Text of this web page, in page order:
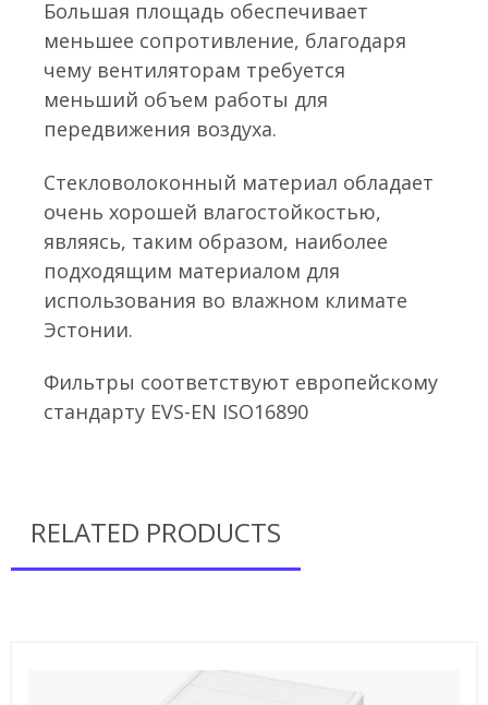
Большая площадь обеспечивает
меньшее сопротивление, благодаря
чему вентиляторам требуется
меньший объем работы для
передвижения воздуха.
Стекловолоконный материал обладает
очень хорошей влагостойкостью,
являясь, таким образом, наиболее
подходящим материалом для
использования во влажном климате
Эстонии.
Фильтры соответствуют европейскому
стандарту EVS-EN ISO16890
RELATED PRODUCTS